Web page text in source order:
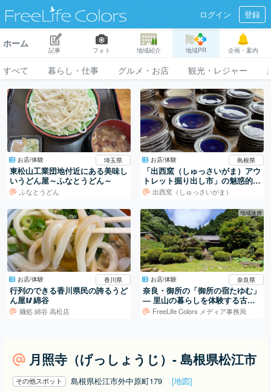
ログイン 登録
ホーム
記事 フォト 地域紹介 地域PR 企画・案内
すべて 暮らし・仕事 グルメ・お店 観光・レジャー
お店/体験 埼玉県
東松山工業団地付近にある美味し
いうどん屋～ふなとうどん～
ふなとうどん
お店/体験 島根県
「出西窯（しゅっさいがま）アウ
トレット掘り出し市」の魅惑的な
ブルーの器
出西窯（しゅっさいがま）
お店/体験 香川県
行列のできる香川県民の誇るうど
ん屋🥢綿谷
麺処 綿谷 高松店
地域連携
お店/体験 奈良県
奈良・御所の「御所の宿たゆむ」
― 里山の暮らしを体験する古民
家宿FreeLife Colors メディア事務局
月照寺（げっしょうじ）- 島根県松江市
その他スポット 島根県松江市外中原町179 [地図]